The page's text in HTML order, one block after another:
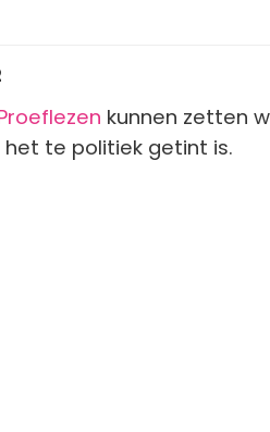
kunnen zetten
te politiek getint is.